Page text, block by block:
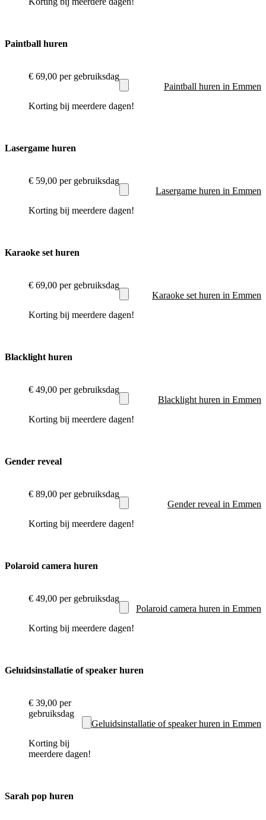
Paintball huren
€ 69,00 per gebruiksdag
Korting bij meerdere dagen!
Paintball huren in Emmen
Lasergame huren
€ 59,00 per gebruiksdag
Korting bij meerdere dagen!
Lasergame huren in Emmen
Karaoke set huren
€ 69,00 per gebruiksdag
Korting bij meerdere dagen!
Karaoke set huren in Emmen
Blacklight huren
€ 49,00 per gebruiksdag
Korting bij meerdere dagen!
Blacklight huren in Emmen
Gender reveal
€ 89,00 per gebruiksdag
Korting bij meerdere dagen!
Gender reveal in Emmen
Polaroid camera huren
€ 49,00 per gebruiksdag
Korting bij meerdere dagen!
Polaroid camera huren in Emmen
Geluidsinstallatie of speaker huren
€ 39,00 per
gebruiksdag
Korting bij
meerdere dagen!
Geluidsinstallatie of speaker huren in Emmen
Sarah pop huren